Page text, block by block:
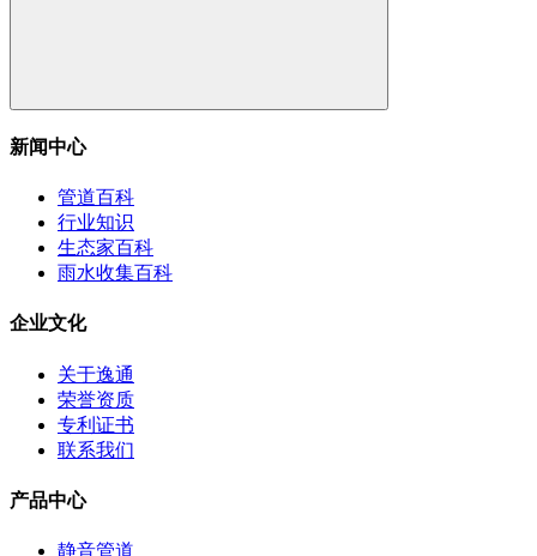
新闻中心
管道百科
行业知识
生态家百科
雨水收集百科
企业文化
关于逸通
荣誉资质
专利证书
联系我们
产品中心
静音管道